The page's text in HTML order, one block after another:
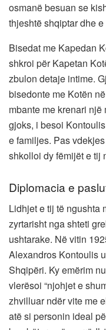
osmanë besuan se
thjeshtë shqiptar dhe
Bisedat me Kapedan
shkroi për Kapetan
zbulon detaje intime.
bisedonte me Kotën
mbante me krenari
gjoks, i besoi
e familjes. Pas
shkolloi dy fëmijët e tij
Diplomacia e
Lidhjet e tij të ngushta
zyrtarisht nga shteti
ushtarake. Në vitin
Alexandros Kontoulis
Shqipëri. Ky emërim
vlerësoi “njohjet e
zhvilluar ndër vite me
atë si personin ideal